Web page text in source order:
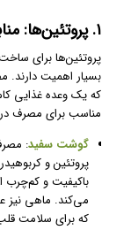
۱. پروتئین‌ها: منابع پروتئینی مناسب در کنار برنج
پروتئین‌ها برای
بسیار اهمیت دارند.
که یک وعده غذایی
مناسب برای مصرف در
گوشت سفید:
پروتئین و
باکیفیت و
که برای سلامت